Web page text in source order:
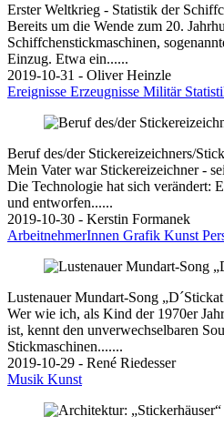
Erster Weltkrieg - Statistik der
Bereits um die Wende zum 20.
Schiffchenstickmaschinen,
Einzug. Etwa ein......
2019-10-31 - Oliver Heinzle
Ereignisse Erzeugnisse Militär
Beruf des/der Stickereizeichners/
Mein Vater war Stickereizeichner -
Die Technologie hat sich verändert:
und entworfen......
2019-10-30 - Kerstin Formanek
ArbeitnehmerInnen Grafik Kunst
Lustenauer Mundart-Song „D´Stickat
Wer wie ich, als Kind der 1970er
ist, kennt den unverwechselbaren
Stickmaschinen.......
2019-10-29 - René Riedesser
Musik Kunst